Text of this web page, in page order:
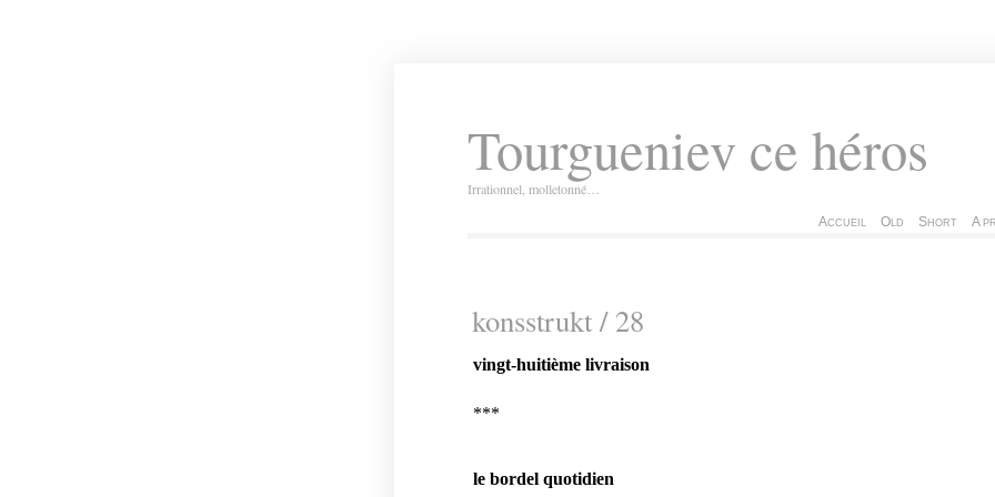
Tourgueniev ce héros
Irrationnel, molletonné…
Accueil Old Short A
konsstrukt / 28
vingt-huitième livraison
***
le bordel quotidien